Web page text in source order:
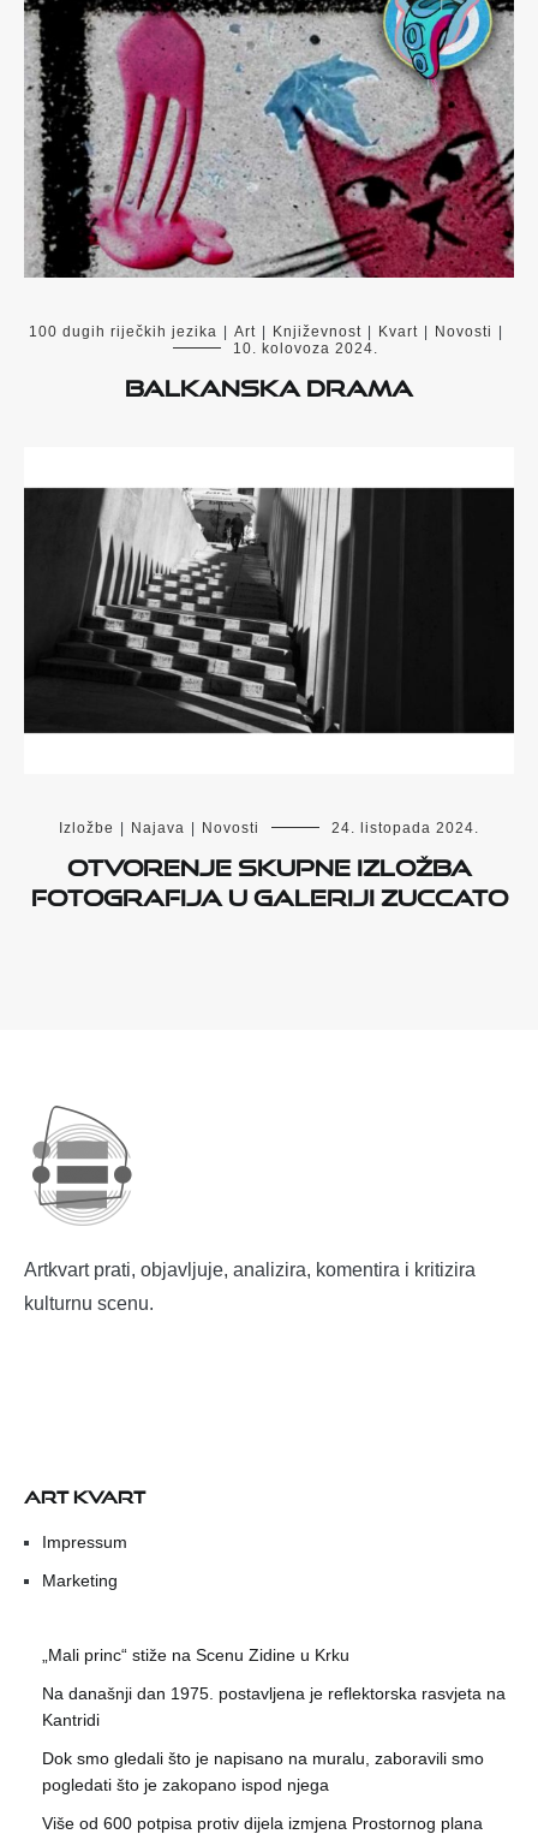
100 dugih riječkih jezika Art Književnost Kvart Novosti
10. kolovoza 2024.
BALKANSKA DRAMA
Izložbe Najava Novosti 24. listopada 2024.
Otvorenje skupne izložba
fotografija u Galeriji Zuccato
Artkvart prati, objavljuje, analizira, komentira i kritizira
kulturnu scenu.
ART KVART
Impressum
Marketing
„Mali princ“ stiže na Scenu Zidine u Krku
Na današnji dan 1975. postavljena je reflektorska rasvjeta na
Kantridi
Dok smo gledali što je napisano na muralu, zaboravili smo
pogledati što je zakopano ispod njega
Više od 600 potpisa protiv dijela izmjena Prostornog plana